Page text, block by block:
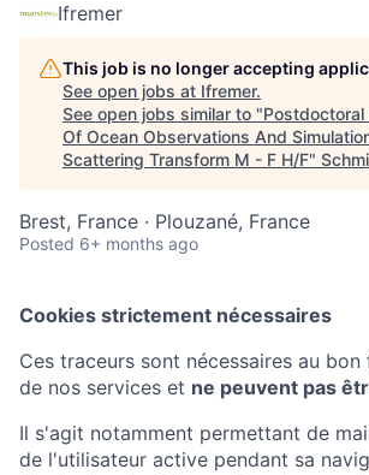
Ifremer
This job is no longer accepting
See open jobs at Ifremer.
See open jobs similar to "Postdoctoral
Of Ocean Observations And
Scattering Transform M - F H/F"
Brest, France · Plouzané, France
Posted 6+ months ago
Cookies strictement nécessaires
Ces traceurs sont nécessaires au
de nos services et ne peuvent pas
Il s'agit notamment permettant de
de l'utilisateur active pendant sa